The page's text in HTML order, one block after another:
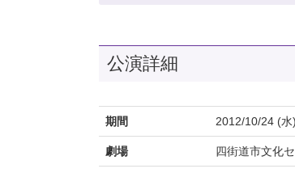
公演詳細
期間 2012/10/24 (
劇場 四街道市文化